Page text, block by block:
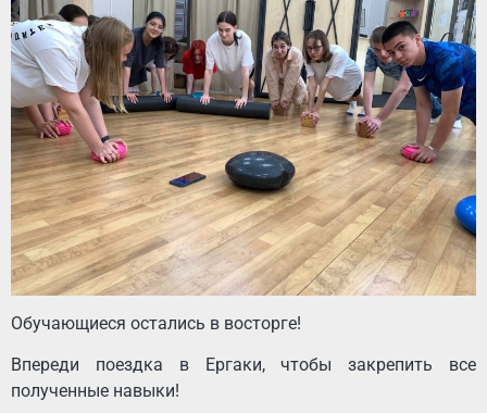
Обучающиеся остались в восторге!
Впереди поездка в Ергаки, чтобы закрепить все
полученные навыки!